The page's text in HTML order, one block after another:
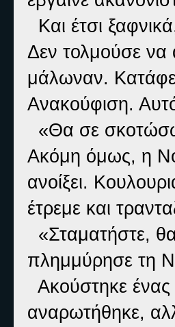
Και έτσι
Δεν τολμούσε να
μάλωναν.
Ανακούφιση.
«Θα σε
Ακόμη όμως, η
ανοίξει.
έτρεμε και
«Σταματήστε,
πλημμύρησε τη
Ακούστηκε
αναρωτήθηκε,